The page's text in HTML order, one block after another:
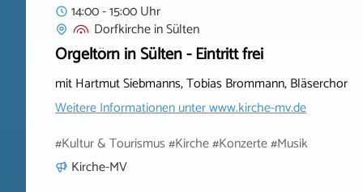
14:00 - 15:00 Uhr
DorfkircheinSülten
Orgeltörn in Sülten - Eintritt frei
mit Hartmut Siebmanns, Tobias Brommann, Bläserchor
Weitere Informationen unterwww.kirche-mv.de
#Kultur & Tourismus #Kirche #Konzerte #Musik
Kirche-MV